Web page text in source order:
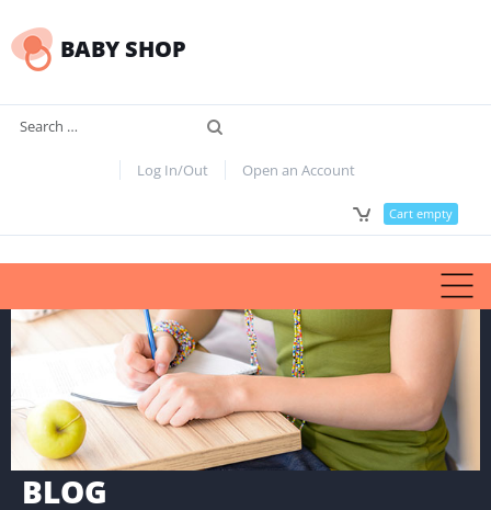
BABY SHOP
Log In/Out Open an Account
Cart empty
BLOG